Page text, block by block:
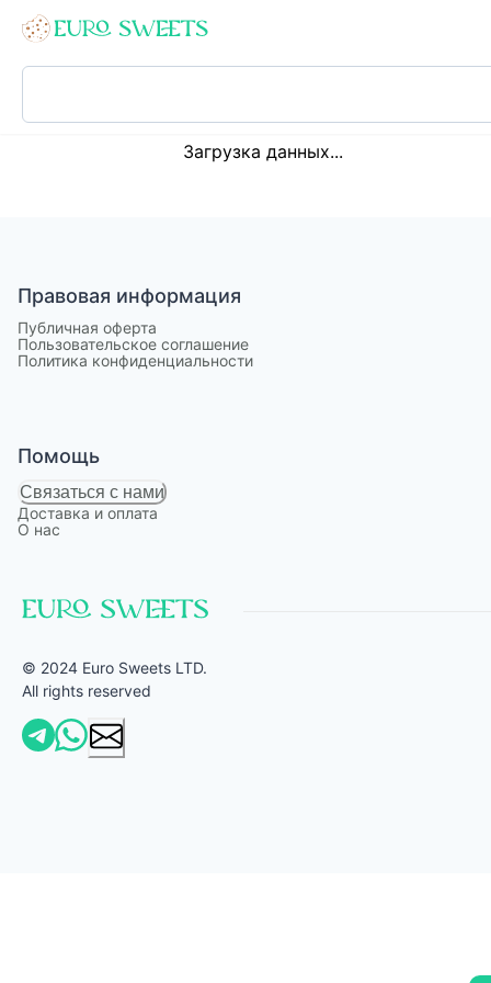
Loading...
Загрузка данных...
Правовая информация
Публичная оферта
Пользовательское соглашение
Политика конфиденциальности
Помощь
Связаться с нами
Доставка и оплата
О нас
© 2024 Euro Sweets LTD.
All rights reserved